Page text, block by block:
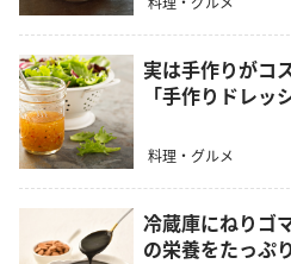
実は手作りがコ
「手作りドレ
料理・グルメ
冷蔵庫にねりゴ
の栄養をたっぷ